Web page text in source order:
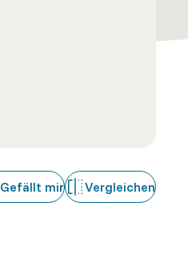
Gefällt mir Vergleichen